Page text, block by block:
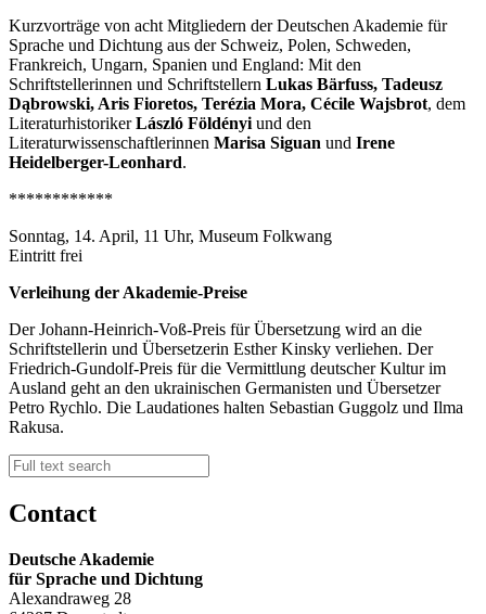
Kurzvorträge von acht Mitgliedern der Deutschen Akademie für
Sprache und Dichtung aus der Schweiz, Polen, Schweden,
Frankreich, Ungarn, Spanien und England: Mit den
Schriftstellerinnen und Schriftstellern Lukas Bärfuss, Tadeusz
Dąbrowski, Aris Fioretos, Terézia Mora, Cécile Wajsbrot, dem
LiteraturhistorikerLászló Földényi und den
Literaturwissenschaftlerinnen Marisa Siguan und Irene
Heidelberger-Leonhard.
************
Sonntag, 14. April, 11 Uhr, Museum Folkwang
Eintritt frei
Verleihung der Akademie-Preise
Der Johann-Heinrich-Voß-Preis für Übersetzung wird an die
Schriftstellerin und Übersetzerin Esther Kinsky verliehen. Der
Friedrich-Gundolf-Preis für die Vermittlung deutscher Kultur im
Ausland geht an den ukrainischen Germanisten und Übersetzer
Petro Rychlo. Die Laudationes halten Sebastian Guggolz und Ilma
Rakusa.
Contact
Deutsche Akademie
für Sprache und Dichtung
Alexandraweg 28